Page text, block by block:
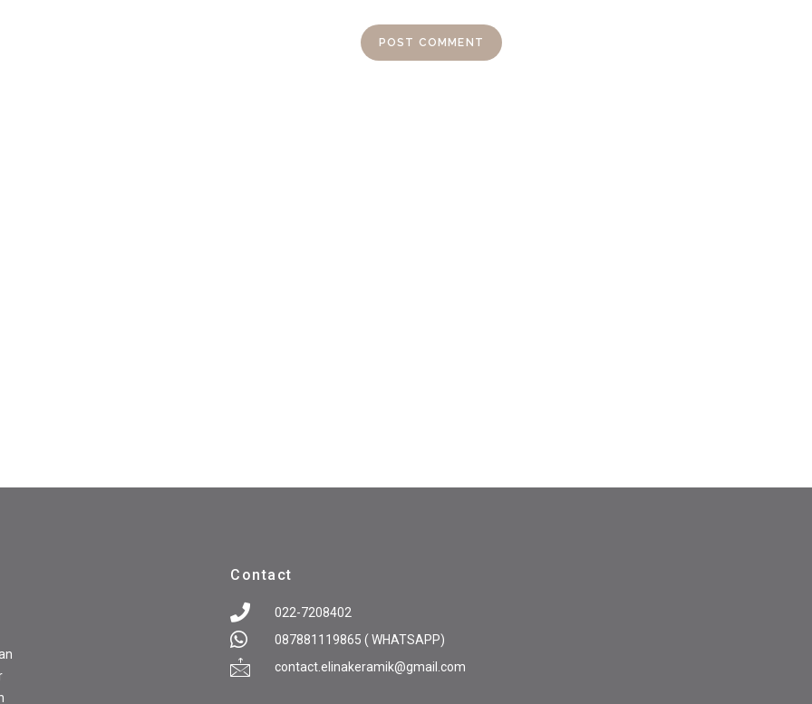
Contact
022-7208402
087881119865 ( WHATSAPP)
contact.elinakeramik@gmail.com